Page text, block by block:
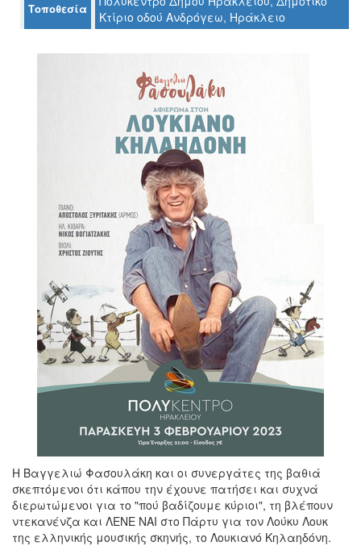
ΑΝΘΕΚΤΙΚΗ
Τοποθεσία
Κτίριο οδού Ανδρόγεω, Ηράκλειο
Η Βαγγελιώ Φασουλάκη και οι συνεργάτες της βαθιά
σκεπτόμενοι ότι κάπου την έχουνε πατήσει και συχνά
διερωτώμενοι για το "πού βαδίζουμε κύριοι", τη βλέπουν
ντεκανένζα και ΛΕΝΕ ΝΑΙ στο Πάρτυ για τον Λούκυ Λουκ
της ελληνικής μουσικής σκηνής, το Λουκιανό Κηλαηδόνη.